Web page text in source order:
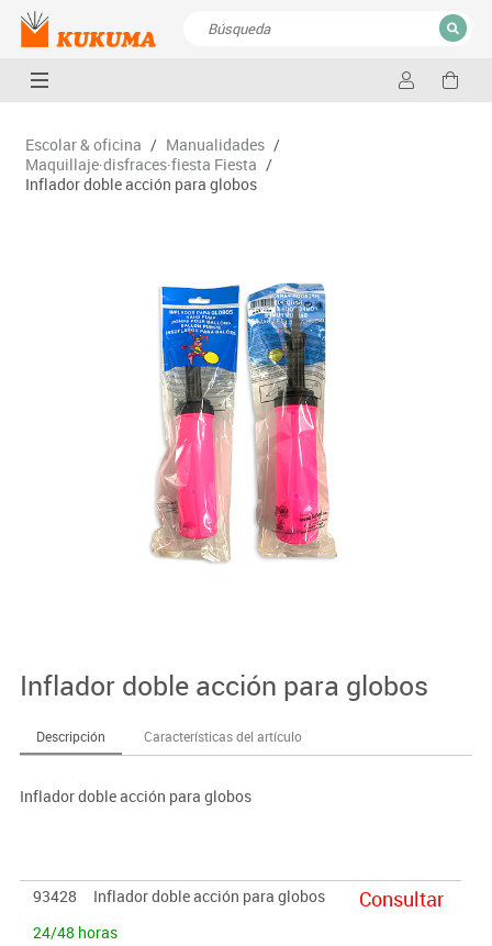
CERRAR
Escolar & oficina / Manualidades /
Maquillaje·disfraces·fiesta Fiesta /
Inflador doble acción para globos
Inflador doble acción para globos
Descripción Características del artículo
Inflador doble acción para globos
93428
Inflador doble acción para globos
24/48 horas
Consultar